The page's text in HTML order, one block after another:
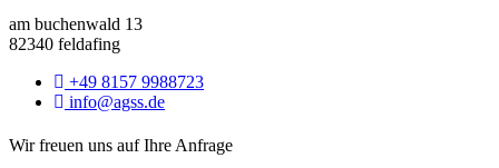
am buchenwald 13
82340 feldafing
+49 8157 9988723
info@agss.de
Wir freuen uns auf Ihre Anfrage